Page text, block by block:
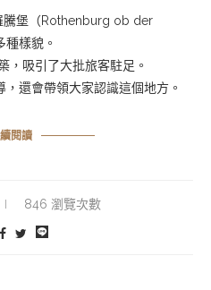
騰堡 （Rothenburg ob der
種樣貌。
，吸引了大批旅客駐足。
還會帶領大家認識這個地方。
閱讀
846 瀏覽次數